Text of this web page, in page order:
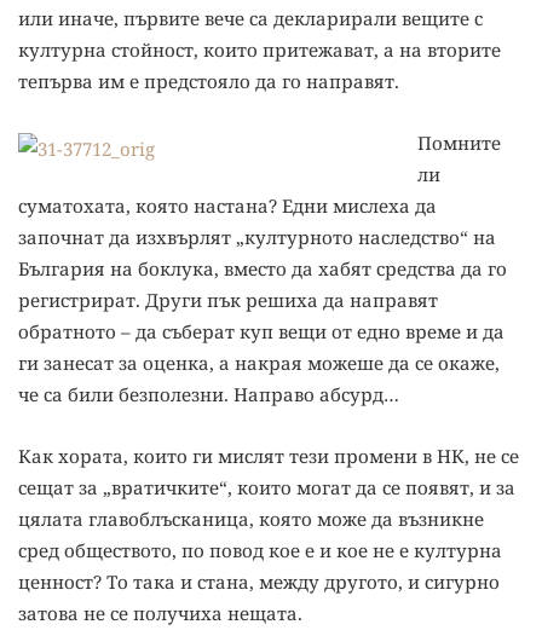
или иначе, първите вече са декларирали вещите с
културна стойност, които притежават, а на вторите
тепърва им е предстояло да го направят.
Помните
ли
суматохата, която настана? Едни мислеха да
започнат да изхвърлят „културното наследство“ на
България на боклука, вместо да хабят средства да го
регистрират. Други пък решиха да направят
обратното – да съберат куп вещи от едно време и да
ги занесат за оценка, а накрая можеше да се окаже,
че са били безполезни. Направо абсурд…
Как хората, които ги мислят тези промени в НК, не се
сещат за „вратичките“, които могат да се появят, и за
цялата главоблъсканица, която може да възникне
сред обществото, по повод кое е и кое не е културна
ценност? То така и стана, между другото, и сигурно
затова не се получиха нещата.